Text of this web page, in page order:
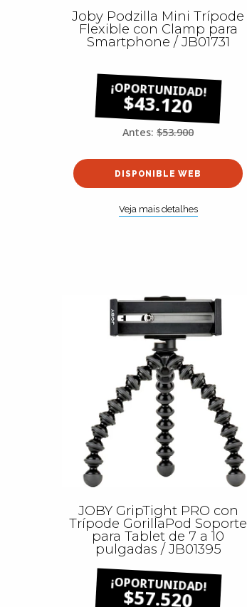
Joby Podzilla Mini Trípode
Flexible con Clamp para
Smartphone / JB01731
$43.120
Antes: $53.900
DISPONIBLE WEB
Veja mais detalhes
JOBY GripTight PRO con
Trípode GorillaPod Soporte
para Tablet de 7 a 10
pulgadas / JB01395
$57.520